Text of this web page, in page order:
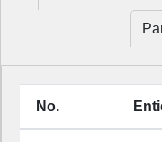
No.